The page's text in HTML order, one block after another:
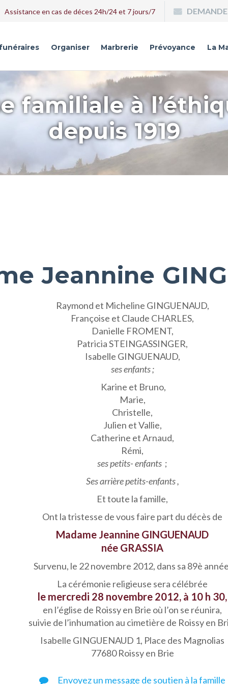
Assistance en cas de déces 24h/24 et 7 jours/7
Organiser Marbrerie Prévoyance La
familiale à
depuis 1919
Jeannine
Raymond et Micheline GINGUENAUD,
Françoise et Claude CHARLES,
Danielle FROMENT,
Patricia STEINGASSINGER,
Isabelle GINGUENAUD,
ses enfants ;
Karine et Bruno,
Marie,
Christelle,
Julien et Vallie,
Catherine et Arnaud,
Rémi,
ses petits- enfants ;
Ses arrière petits-enfants ,
Et toute la famille,
Ont la tristesse de vous faire part du décès de
Madame Jeannine GINGUENAUD
née GRASSIA
Survenu, le 22 novembre 2012, dans sa 89è
La cérémonie religieuse sera célébrée
le mercredi 28 novembre 2012, à 10 h 30,
en l’église de Roissy en Brie où l’on se réunira,
suivie de l’inhumation au cimetière de Roissy en
Isabelle GINGUENAUD 1, Place des Magnolias
77680 Roissy en Brie
Envoyez un message de soutien à la famille